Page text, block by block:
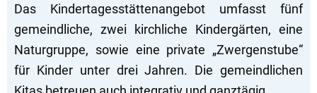
Das Kindertagesstättenangebot umfasst fünf
gemeindliche, zwei kirchliche Kindergärten, eine
Naturgruppe, sowie eine private „Zwergenstube“
für Kinder unter drei Jahren. Die gemeindlichen